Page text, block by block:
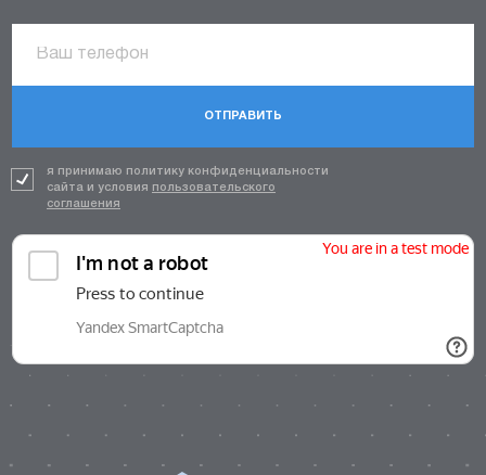
ОТПРАВИТЬ
я принимаю политику конфиденциальности
сайта и условия пользовательского
соглашения